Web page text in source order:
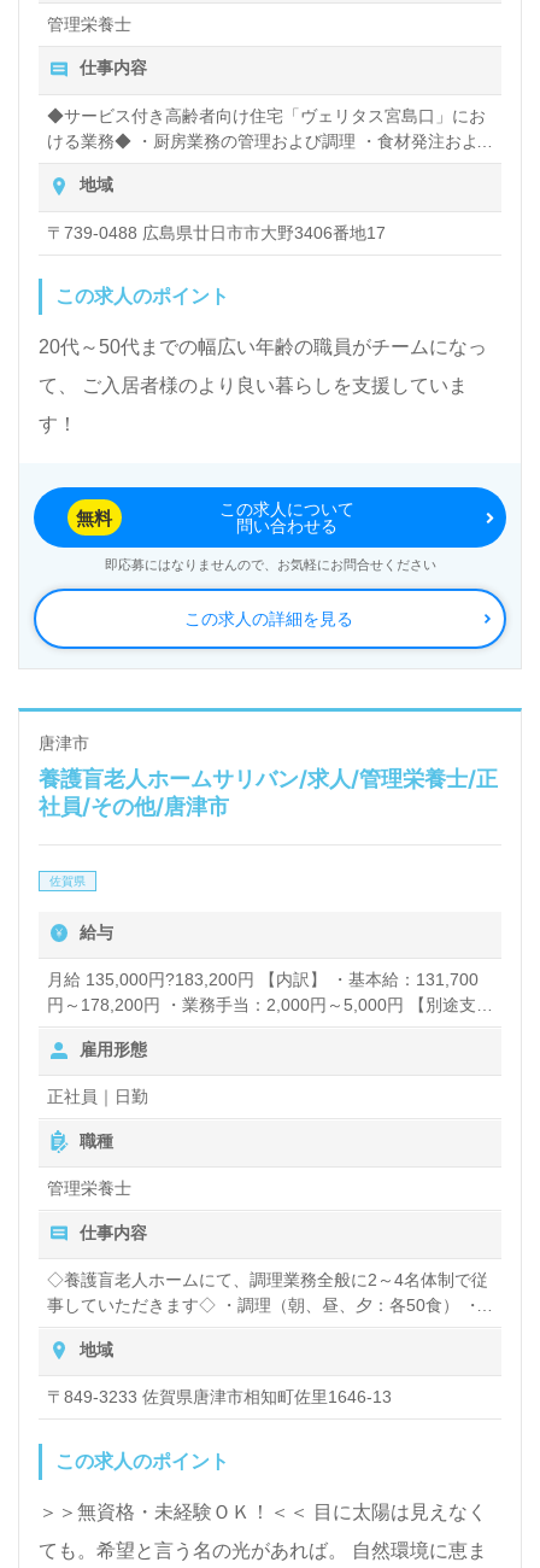
管理栄養士
仕事内容
◆サービス付き高齢者向け住宅「ヴェリタス宮島口」にお
ける業務◆ ・厨房業務の管理および調理 ・食材発注およ
び検品 ・関係各種書類の作成（PCでの入力）など
地域
〒739-0488 広島県廿日市市大野3406番地17
この求人のポイント
20代～50代までの幅広い年齢の職員がチームになっ
て、 ご入居者様のより良い暮らしを支援していま
す！
この求人の詳細を見る
無料
この求人について
問い合わせる
即応募にはなりませんので、お気軽にお問合せください
唐津市
養護盲老人ホームサリバン/求人/管理栄養士/正
社員/その他/唐津市
佐賀県
給与
月給 135,000円?183,200円 【内訳】 ・基本給：131,700
円～178,200円 ・業務手当：2,000円～5,000円 【別途支
給】 ・扶養手当(規定による) ・住宅手当(規定による) ・時
間外手当雇用形態
正社員｜日勤
職種
管理栄養士
仕事内容
◇養護盲老人ホームにて、調理業務全般に2～4名体制で従
事していただきます◇ ・調理（朝、昼、夕：各50食） ・
配下膳、食器の洗浄、調理場の清掃 など
地域
〒849-3233 佐賀県唐津市相知町佐里1646-13
この求人のポイント
＞＞無資格・未経験ＯＫ！＜＜ 目に太陽は見えなく
ても。希望と言う名の光があれば。 自然環境に恵ま